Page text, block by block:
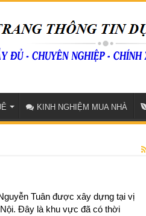
KINH NGHIỆM MUA NHÀ
Tuân được xây dựng tại vị
Đây là khu vực đã có thời